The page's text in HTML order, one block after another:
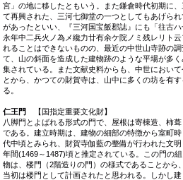
宮」の地に移したともいう。また鎌倉時代初期に
て再興された、三河七御堂の一つとしてもあげら
があったといい、『三河国宝飯郡誌』にも「往古
永年中二兵火ノ為メ纔力廿有余ケ院ノミ残レリト
れることはできないものの、最近の中世山寺跡の
て、山の斜面を造成した建物跡のような平場が多
集されている。また文献史料からも、中世におい
とから、かつての財賀寺は、山中に多くの坊を有
る。
仁王門
【国指定重要文化財】
八脚門とよばれる形式の門で、屋根は寄棟造、柿葺
である。建立時期は、建物の細部の特徴から室町時
代中頃とみられ、財賀寺伽藍の整備が行われた文明
年間(1469～1487)頃と推定されている。この門の組
物は、楼門（2階造りの門）の様式であることから、
当初は楼門として計画されたと思われる。しかし建